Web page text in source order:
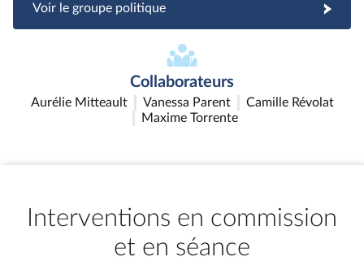
Voir le groupe politique
Collaborateurs
Aurélie Mitteault Vanessa Parent
Camille Révolat
Maxime Torrente
Interventions en commission
et en séance